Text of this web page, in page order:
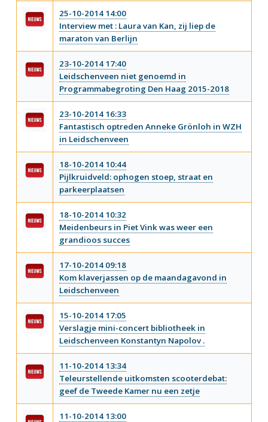
25-10-2014 14:00
Interview met : Laura van Kan, zij liep de
maraton van Berlijn
23-10-2014 17:40
Leidschenveen niet genoemd in
Programmabegroting Den Haag 2015-2018
23-10-2014 16:33
Fantastisch optreden Anneke Grönloh in WZH
in Leidschenveen
18-10-2014 10:44
Pijlkruidveld: ophogen stoep, straat en
parkeerplaatsen
18-10-2014 10:32
Meidenbeurs in Piet Vink was weer een
grandioos succes
17-10-2014 09:18
Kom klaverjassen op de maandagavond in
Leidschenveen
15-10-2014 17:05
Verslagje mini-concert bibliotheek in
Leidschenveen Konstantyn Napolov .
11-10-2014 13:34
Teleurstellende uitkomsten scooterdebat:
geef de Tweede Kamer nu een zetje
11-10-2014 13:00